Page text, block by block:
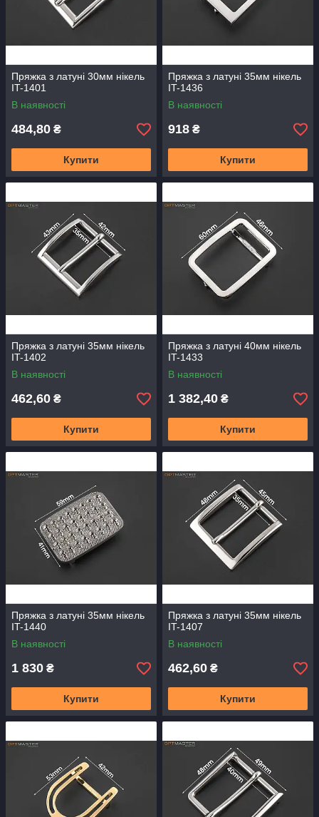
Пряжка з латуні 30мм нікель
IT-1401
В наявності
484,80 ₴
Купити
Пряжка з латуні 35мм нікель
IT-1436
В наявності
918 ₴
Купити
Пряжка з латуні 35мм нікель
IT-1402
В наявності
462,60 ₴
Купити
Пряжка з латуні 40мм нікель
IT-1433
В наявності
1 382,40 ₴
Купити
Пряжка з латуні 35мм нікель
IT-1440
В наявності
1 830 ₴
Купити
Пряжка з латуні 35мм нікель
IT-1407
В наявності
462,60 ₴
Купити